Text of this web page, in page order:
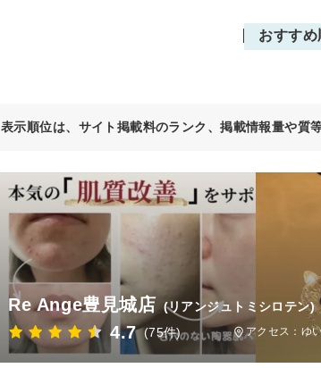
おすす
表示順位は、サイト掲載料のランク、掲載情報量や質
Re Ange豊見城店 (リアンジュトミシロテン)
4.7 (75件) アクセス：ゆ